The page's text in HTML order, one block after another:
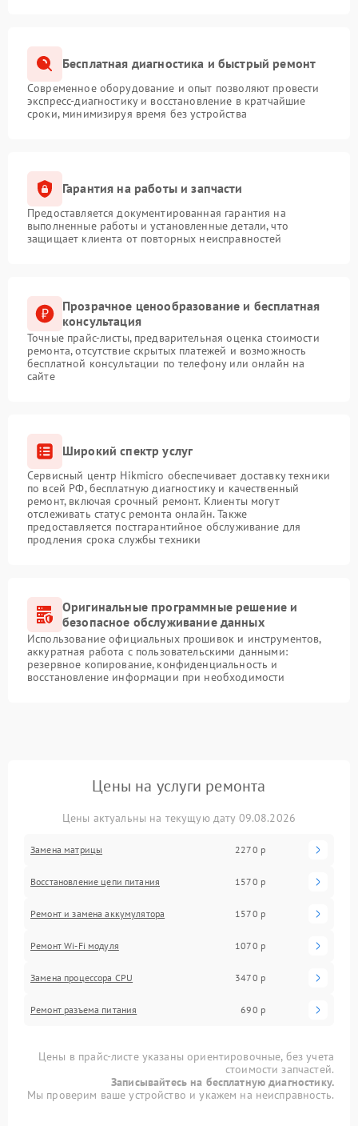
Бесплатная диагностика и быстрый ремонт
Современное оборудование и опыт позволяют провести
экспресс-диагностику и восстановление в кратчайшие
сроки, минимизируя время без устройства
Гарантия на работы и запчасти
Предоставляется документированная гарантия на
выполненные работы и установленные детали, что
защищает клиента от повторных неисправностей
Прозрачное ценообразование и бесплатная
консультация
Точные прайс-листы, предварительная оценка стоимости
ремонта, отсутствие скрытых платежей и возможность
бесплатной консультации по телефону или онлайн на
сайте
Широкий спектр услуг
Сервисный центр Hikmicro обеспечивает доставку техники
по всей РФ, бесплатную диагностику и качественный
ремонт, включая срочный ремонт. Клиенты могут
отслеживать статус ремонта онлайн. Также
предоставляется постгарантийное обслуживание для
продления срока службы техники
Оригинальные программные решение и
безопасное обслуживание данных
Использование официальных прошивок и инструментов,
аккуратная работа с пользовательскими данными:
резервное копирование, конфиденциальность и
восстановление информации при необходимости
Цены на услуги ремонта
Цены актуальны на текущую дату 09.08.2026
Замена матрицы 2270 р
Восстановление цепи питания 1570 р
Ремонт и замена аккумулятора 1570 р
Ремонт Wi-Fi модуля 1070 р
Замена процессора CPU 3470 р
Ремонт разъема питания 690 р
Цены в прайс-листе указаны ориентировочные, без учета
стоимости запчастей.
Записывайтесь на бесплатную диагностику.
Мы проверим ваше устройство и укажем на неисправность.